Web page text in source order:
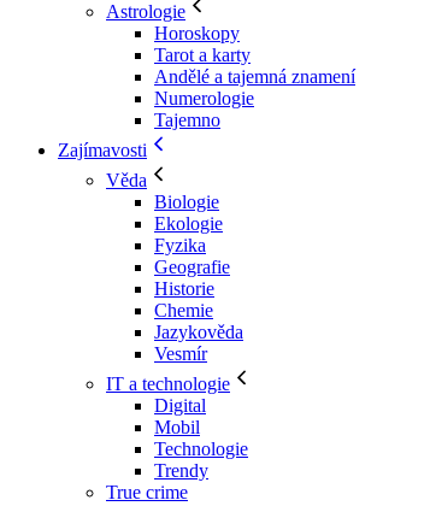
Astrologie
Horoskopy
Tarot a karty
Andělé a tajemná znamení
Numerologie
Tajemno
Zajímavosti
Věda
Biologie
Ekologie
Fyzika
Geografie
Historie
Chemie
Jazykověda
Vesmír
IT a technologie
Digital
Mobil
Technologie
Trendy
True crime